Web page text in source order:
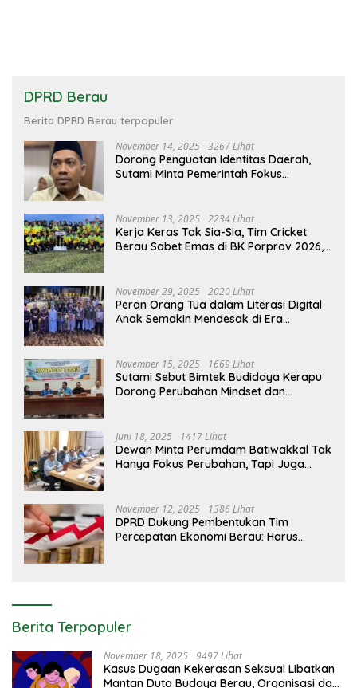
DPRD Berau
Berita DPRD Berau terpopuler
November 14, 2025 3267 Lihat
Dorong Penguatan Identitas Daerah,
Sutami Minta Pemerintah Fokus
November 13, 2025 2234 Lihat
Kerja Keras Tak Sia-Sia, Tim Cricket
Berau Sabet Emas di BK Porprov 2026,
November 29, 2025 2020 Lihat
Peran Orang Tua dalam Literasi Digital
Anak Semakin Mendesak di Era
November 15, 2025 1669 Lihat
Sutami Sebut Bimtek Budidaya Kerapu
Dorong Perubahan Mindset dan
Juni 18, 2025 1417 Lihat
Dewan Minta Perumdam Batiwakkal Tak
Hanya Fokus Perubahan, Tapi Juga
November 12, 2025 1386 Lihat
DPRD Dukung Pembentukan Tim
Percepatan Ekonomi Berau: Harus
Berita Terpopuler
November 18, 2025 9497 Lihat
Kasus Dugaan Kekerasan Seksual Libatkan
Mantan Duta Budaya Berau, Organisasi dan